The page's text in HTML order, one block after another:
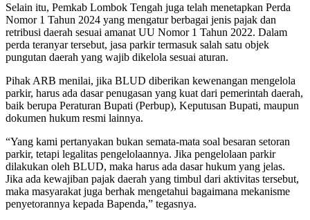
​Selain itu, Pemkab Lombok Tengah juga telah menetapkan Perda
Nomor 1 Tahun 2024 yang mengatur berbagai jenis pajak dan
retribusi daerah sesuai amanat UU Nomor 1 Tahun 2022. Dalam
perda teranyar tersebut, jasa parkir termasuk salah satu objek
pungutan daerah yang wajib dikelola sesuai aturan.
​Pihak ARB menilai, jika BLUD diberikan kewenangan mengelola
parkir, harus ada dasar penugasan yang kuat dari pemerintah daerah,
baik berupa Peraturan Bupati (Perbup), Keputusan Bupati, maupun
dokumen hukum resmi lainnya.
​“Yang kami pertanyakan bukan semata-mata soal besaran setoran
parkir, tetapi legalitas pengelolaannya. Jika pengelolaan parkir
dilakukan oleh BLUD, maka harus ada dasar hukum yang jelas.
Jika ada kewajiban pajak daerah yang timbul dari aktivitas tersebut,
maka masyarakat juga berhak mengetahui bagaimana mekanisme
penyetorannya kepada Bapenda,” tegasnya.